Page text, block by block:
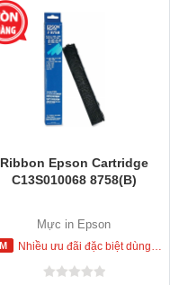
Ribbon Epson Cartridge
C13S010068 8758(B)
Mực in Epson
Nhiều ưu đãi đặc biệt dùng cho khách hàng đặt mua ngay trong hôm nay